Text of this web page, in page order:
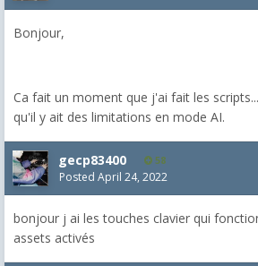
Bonjour,
Ca fait un moment que j'ai fait les
qu'il y ait des limitations en mode AI.
gecp83400 58
Posted April 24, 2022
bonjour j ai les touches clavier qui
assets activés